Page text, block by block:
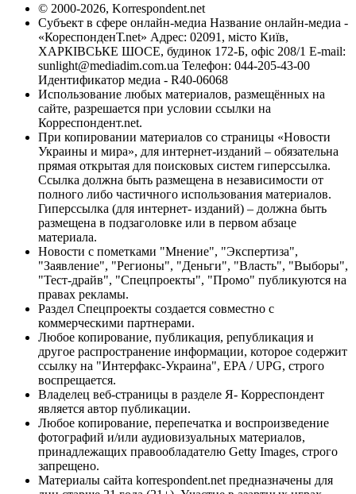
© 2000-2026, Korrespondent.net
Субъект в сфере онлайн-медиа Название онлайн-медиа -
«КореспонденТ.net» Адрес: 02091, місто Київ,
ХАРКІВСЬКЕ ШОСЕ, будинок 172-Б, офіс 208/1 E-mail:
sunlight@mediadim.com.ua Телефон: 044-205-43-00
Идентификатор медиа - R40-06068
Использование любых материалов, размещённых на
сайте, разрешается при условии ссылки на
Корреспондент.net.
При копировании материалов со страницы «Новости
Украины и мира», для интернет-изданий – обязательна
прямая открытая для поисковых систем гиперссылка.
Ссылка должна быть размещена в независимости от
полного либо частичного использования материалов.
Гиперссылка (для интернет- изданий) – должна быть
размещена в подзаголовке или в первом абзаце
материала.
Новости с пометками "Мнение", "Экспертиза",
"Заявление", "Регионы", "Деньги", "Власть", "Выборы",
"Тест-драйв", "Спецпроекты", "Промо" публикуются на
правах рекламы.
Раздел Спецпроекты создается совместно с
коммерческими партнерами.
Любое копирование, публикация, републикация и
другое распространение информации, которое содержит
ссылку на "Интерфакс-Украина", EPA / UPG, строго
воспрещается.
Владелец веб-страницы в разделе Я- Корреспондент
является автор публикации.
Любое копирование, перепечатка и воспроизведение
фотографий и/или аудиовизуальных материалов,
принадлежащих правообладателю Getty Images, строго
запрещено.
Материалы сайта korrespondent.net предназначены для